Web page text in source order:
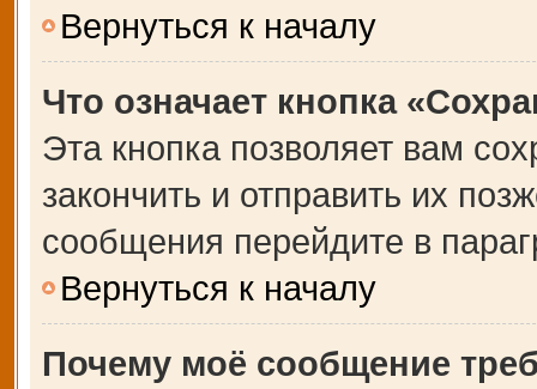
Вернуться к началу
Что означает кнопка
Эта кнопка позволяет вам
закончить и отправить их
сообщения перейдите в
Вернуться к началу
Почему моё сообщение